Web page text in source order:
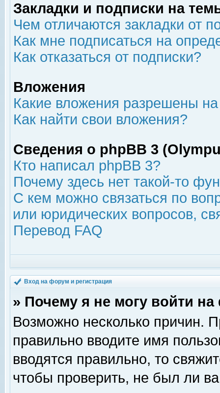
Закладки и подписки на
Чем отличаются закладки от
Как мне подписаться на
Как отказаться от подписки?
Вложения
Какие вложения разрешены
Как найти свои вложения?
Сведения о phpBB 3
Кто написал phpBB 3?
Почему здесь нет такой-то
С кем можно связаться по
или юридических вопросов,
Перевод FAQ
Вход на форум и регистрация
» Почему я не могу войти
Возможно несколько причин.
правильно вводите имя
вводятся правильно, то
чтобы проверить, не был ли